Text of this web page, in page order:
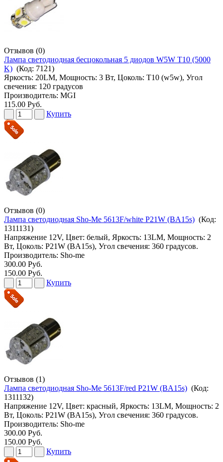
Отзывов (0)
Лампа светодиодная бесцокольная 5 диодов W5W T10 (5000
K) (Код: 7121)
Яркость: 20LM, Мощность: 3 Вт, Цоколь: T10 (w5w), Угол
свечения: 120 градусов
Производитель: MGI
115.00 Руб.
Купить
Отзывов (0)
Лампа светодиодная Sho-Me 5613F/white P21W (BA15s) (Код:
1311131)
Напряжение 12V, Цвет: белый, Яркость: 13LM, Мощность: 2
Вт, Цоколь: P21W (BA15s), Угол свечения: 360 градусов.
Производитель: Sho-me
300.00 Руб.
150.00 Руб.
Купить
Отзывов (1)
Лампа светодиодная Sho-Me 5613F/red P21W (BA15s) (Код:
1311132)
Напряжение 12V, Цвет: красный, Яркость: 13LM, Мощность: 2
Вт, Цоколь: P21W (BA15s), Угол свечения: 360 градусов.
Производитель: Sho-me
300.00 Руб.
150.00 Руб.
Купить